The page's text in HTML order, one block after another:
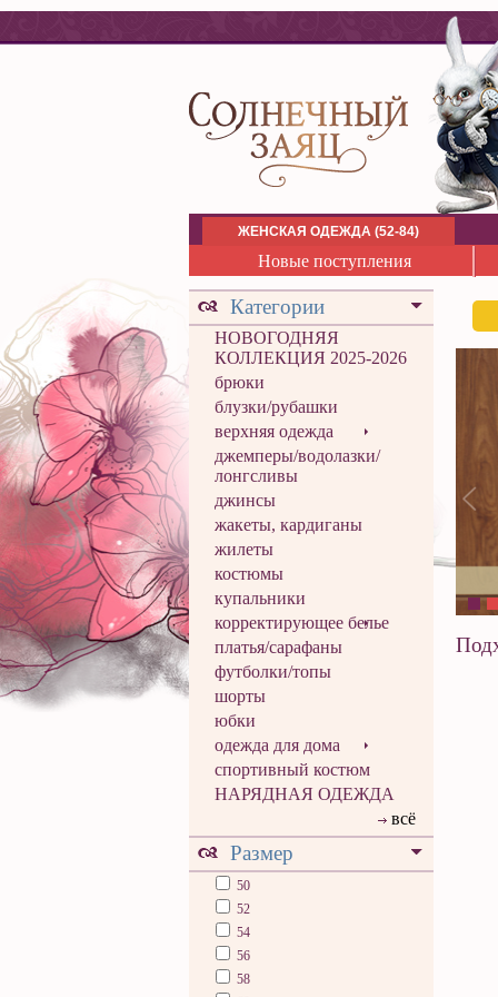
ЖЕНСКАЯ ОДЕЖДА (52-84)
Новые поступления
Категории
НОВОГОДНЯЯ
КОЛЛЕКЦИЯ 2025-2026
брюки
блузки/рубашки
верхняя одежда
джемперы/водолазки/
лонгсливы
джинсы
жакеты, кардиганы
жилеты
костюмы
купальники
корректирующее белье
платья/сарафаны
футболки/топы
шорты
юбки
одежда для дома
спортивный костюм
НАРЯДНАЯ ОДЕЖДА
всё
Размер
50
52
54
56
58